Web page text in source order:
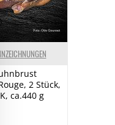
2 Stück,
ca.440 g